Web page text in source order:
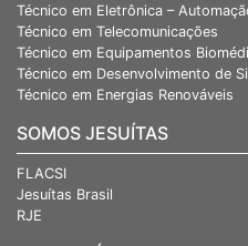
Técnico em Eletrônica –
Técnico em Telecomunicações
Técnico em Equipamentos
Técnico em Desenvolvimento de
Técnico em Energias Renováveis
SOMOS JESUÍTAS
FLACSI
Jesuítas Brasil
RJE